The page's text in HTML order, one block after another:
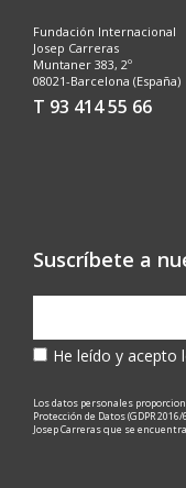
Fundación Internacional
Josep Carreras
Muntaner 383, 2º
08021-Barcelona (España)
T 93 414 55 66
Suscríbete a
He leído y acepto
Los datos personales
Protección de Datos (GDPR
Josep Carreras que se